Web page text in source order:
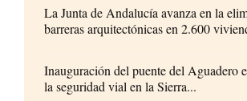
La Junta de Andalucía avanza en la
barreras arquitectónicas en 2.600
Inauguración del puente del Aguadero
la seguridad vial en la Sierra...